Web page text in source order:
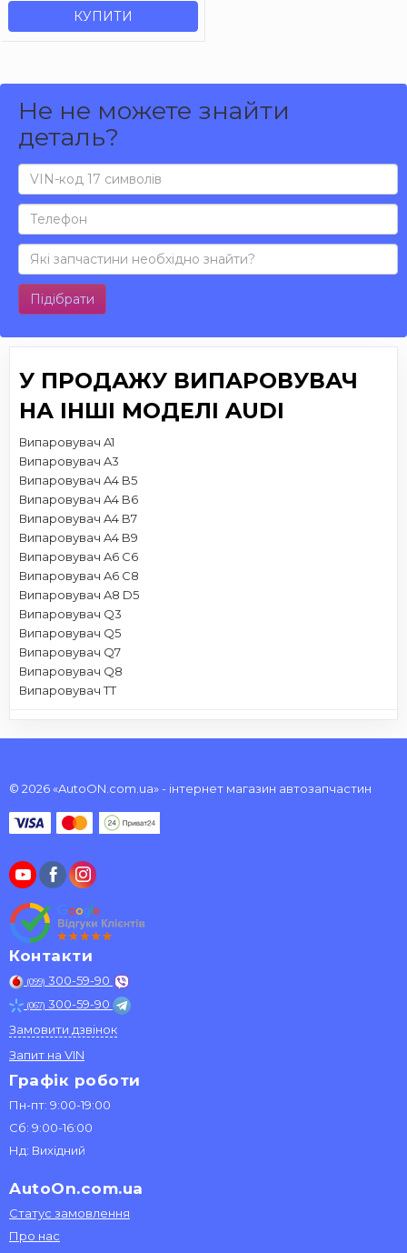
КУПИТИ
Не не можете знайти
деталь?
Підібрати
У ПРОДАЖУ ВИПАРОВУВАЧ
НА ІНШІ МОДЕЛІ AUDI
Випаровувач A1
Випаровувач A3
Випаровувач A4 B5
Випаровувач A4 B6
Випаровувач A4 B7
Випаровувач A4 B9
Випаровувач A6 C6
Випаровувач A6 C8
Випаровувач A8 D5
Випаровувач Q3
Випаровувач Q5
Випаровувач Q7
Випаровувач Q8
Випаровувач TT
© 2026 «AutoON.com.ua» - інтернет магазин автозапчастин
Контакти
(099) 300-59-90
(067) 300-59-90
Замовити дзвінок
Запит на VIN
Графік роботи
Пн-пт: 9:00-19:00
Сб: 9:00-16:00
Нд: Вихідний
AutoOn.com.ua
Статус замовлення
Про нас